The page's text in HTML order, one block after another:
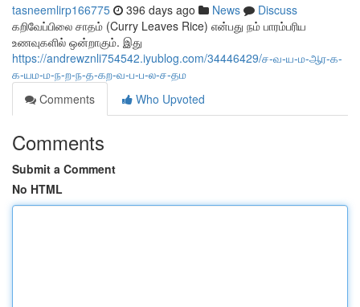
tasneemlirp166775 396 days ago News
Discuss
கறிவேப்பிலை சாதம் (Curry Leaves Rice) என்பது நம் பாரம்பரிய
உணவுகளில் ஒன்றாகும். இது
https://andrewznli754542.iyublog.com/34446429/ச-வ-ய-ம-ஆர-க-
க-யம-ம-ந-ற-ந-த-கற-வ-ப-ப-ல-ச-தம
Comments
Who Upvoted
Comments
Submit a Comment
No HTML